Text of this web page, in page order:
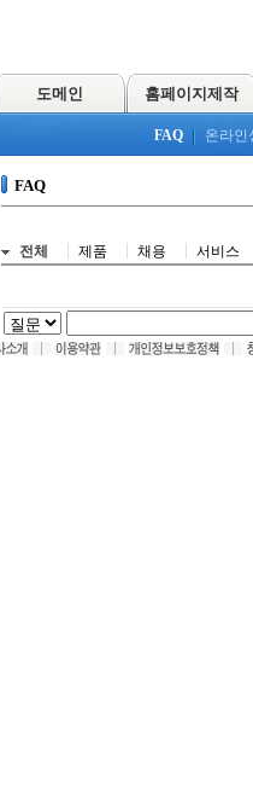
도메인 홈페이지제작
FAQ 온라인
FAQ
전체 제품 채용 서비스